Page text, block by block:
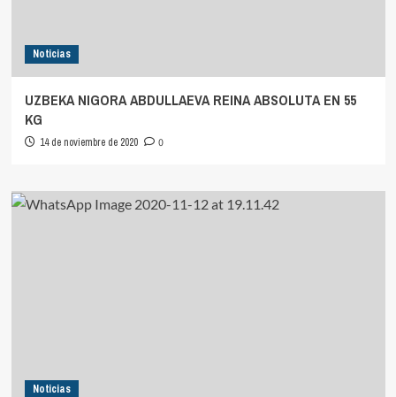
Noticias
UZBEKA NIGORA ABDULLAEVA REINA ABSOLUTA EN 55
KG
14 de noviembre de 2020 0
Noticias